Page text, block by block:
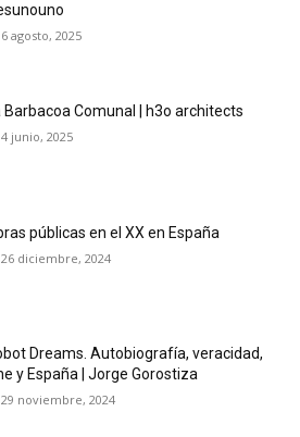
6 agosto, 2025
Barbacoa Comunal | h3o architects
4 junio, 2025
públicas en el XX en España
26 diciembre, 2024
Dreams. Autobiografía, veracidad,
y España | Jorge Gorostiza
29 noviembre, 2024